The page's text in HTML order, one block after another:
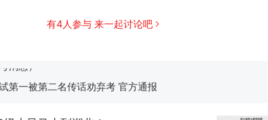
有4人参与 来一起讨论吧
子上山采菌偶然发现鸡枞菌窝，原地守1天等它长大：挖了140多
第一被第二名传话劝弃考 官方通报